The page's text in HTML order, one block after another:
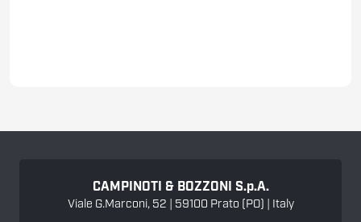
CAMPINOTI & BOZZONI S.p.A.
Viale G.Marconi, 52 | 59100 Prato (PO) | Italy